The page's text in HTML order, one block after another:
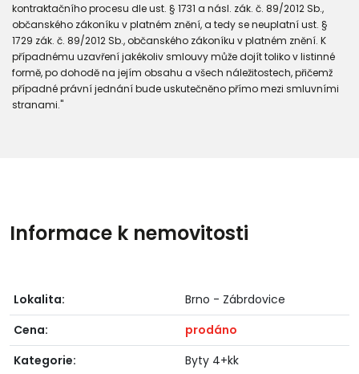
kontraktačního procesu dle ust. § 1731 a násl. zák. č. 89/2012 Sb.,
občanského zákoníku v platném znění, a tedy se neuplatní ust. §
1729 zák. č. 89/2012 Sb., občanského zákoníku v platném znění. K
případnému uzavření jakékoliv smlouvy může dojít toliko v listinné
formě, po dohodě na jejím obsahu a všech náležitostech, přičemž
případné právní jednání bude uskutečněno přímo mezi smluvními
stranami."
Informace k nemovitosti
Lokalita:
Brno - Zábrdovice
Cena:
prodáno
Kategorie:
Byty 4+kk